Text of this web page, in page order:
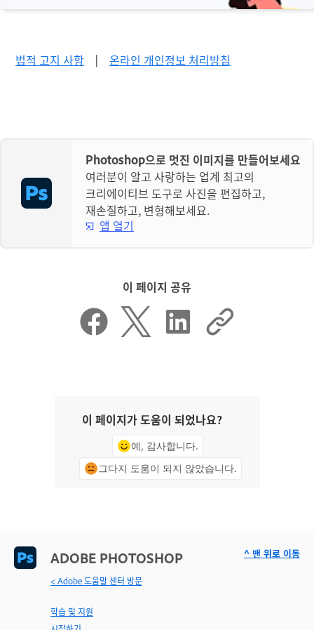
법적 고지 사항 | 온라인 개인정보 처리방침
Photoshop으로 멋진 이미지를 만들어보세요
여러분이 알고 사랑하는 업계 최고의
크리에이티브 도구로 사진을 편집하고,
재손질하고, 변형해보세요.
앱 열기
이 페이지 공유
이 페이지가 도움이 되었나요?
예, 감사합니다.
그다지 도움이 되지 않았습니다.
ADOBE PHOTOSHOP
< Adobe 도움말 센터 방문
학습 및 지원
^ 맨 위로 이동